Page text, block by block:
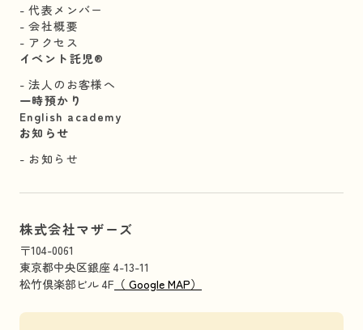
代表メンバー
会社概要
アクセス
イベント託児®︎
法人のお客様へ
一時預かり
English academy
お知らせ
お知らせ
株式会社マザーズ
〒104-0061
東京都中央区銀座 4-13-11
松竹倶楽部ビル 4F （ Google MAP）